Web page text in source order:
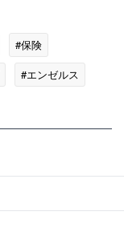
#保険
#エンゼルス